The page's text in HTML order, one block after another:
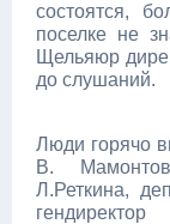
состоятся,
поселке не
Щельяюр
до слушаний.
Люди горячо
В.
Л.Реткина,